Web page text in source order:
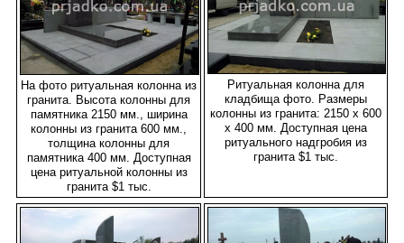
На фото ритуальная колонна из
гранита. Высота колонны для
памятника 2150 мм., ширина
колонны из гранита 600 мм.,
толщина колонны для
памятника 400 мм. Доступная
цена ритуальной колонны из
гранита $1 тыс.
Ритуальная колонна для
кладбища фото. Размеры
колонны из гранита: 2150 х 600
х 400 мм. Доступная цена
ритуального надгробия из
гранита $1 тыс.